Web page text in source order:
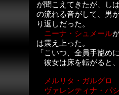
が聞こえてきたが、し
の流れる音がして、男
り返しだった。
ニーナ・シュメール
は震え上った。
「こいつ、全員手籠め
彼女は床を転がると
メルリタ・ガルグロ
ヴァレンティナ・パ